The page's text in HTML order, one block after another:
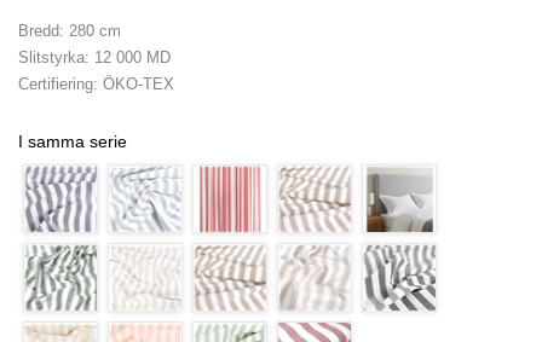
Bredd: 280 cm
Slitstyrka: 12 000 MD
Certifiering: ÖKO-TEX
I samma serie